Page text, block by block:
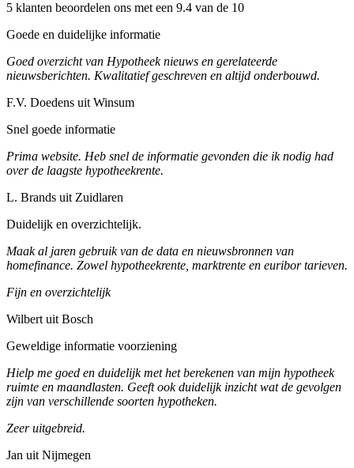
5 klanten beoordelen ons met een 9.4 van de 10
Goede en duidelijke informatie
Goed overzicht van Hypotheek nieuws en gerelateerde
nieuwsberichten. Kwalitatief geschreven en altijd onderbouwd.
F.V. Doedens uit Winsum
Snel goede informatie
Prima website. Heb snel de informatie gevonden die ik nodig had
over de laagste hypotheekrente.
L. Brands uit Zuidlaren
Duidelijk en overzichtelijk.
Maak al jaren gebruik van de data en nieuwsbronnen van
homefinance. Zowel hypotheekrente, marktrente en euribor tarieven.
Fijn en overzichtelijk
Wilbert uit Bosch
Geweldige informatie voorziening
Hielp me goed en duidelijk met het berekenen van mijn hypotheek
ruimte en maandlasten. Geeft ook duidelijk inzicht wat de gevolgen
zijn van verschillende soorten hypotheken.
Zeer uitgebreid.
Jan uit Nijmegen